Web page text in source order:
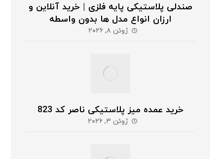
صندلی پلاستیکی پایه فلزی | خرید آنلاین و
ارزان انواع مدل ها بدون واسطه
ژوئن ۸, ۲۰۲۶
خرید عمده میز پلاستیکی ناصر کد 823
ژوئن ۳, ۲۰۲۶